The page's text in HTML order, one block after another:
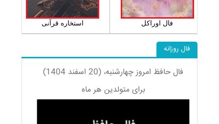
فال اوراکل استخاره قرآنی
فال روزانه
فال حافظ امروز چهارشنبه، (20 اسفند 1404)
برای متولدین هر ماه